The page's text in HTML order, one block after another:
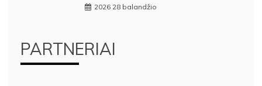
2026 28 balandžio
PARTNERIAI